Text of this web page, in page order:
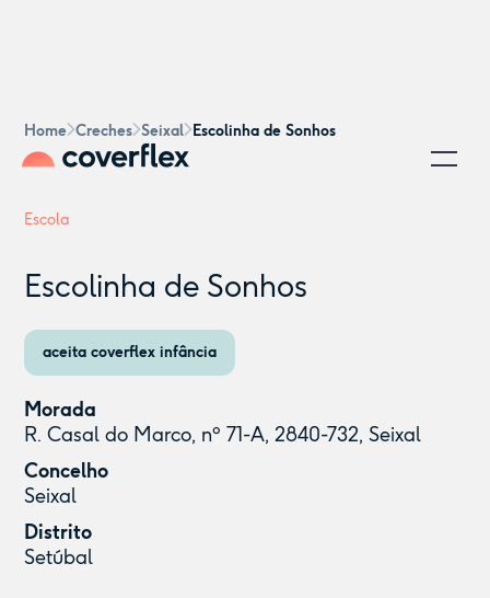
Home Creches Seixal Escolinha de Sonhos
Escola
Escolinha de Sonhos
aceita coverflex infância
Morada
R. Casal do Marco, nº 71-A, 2840-732, Seixal
Concelho
Seixal
Distrito
Setúbal